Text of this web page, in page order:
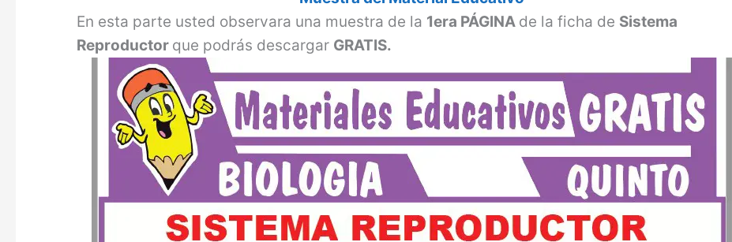
En esta parte usted observara una muestra de la 1era PÁGINA de la ficha de Sistema
Reproductor que podrás descargar GRATIS.